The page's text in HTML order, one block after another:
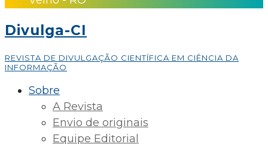
Divulga-CI
REVISTA DE DIVULGAÇÃO CIENTÍFICA EM CIÊNCIA DA
INFORMAÇÃO
Sobre
A Revista
Envio de originais
Equipe Editorial